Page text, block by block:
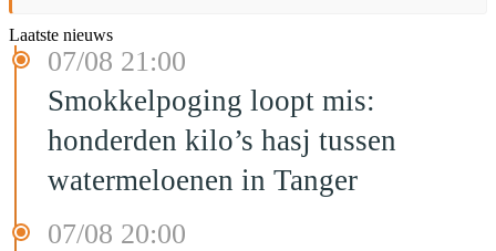
Laatste nieuws
07/08 21:00
Smokkelpoging loopt mis:
honderden kilo’s hasj tussen
watermeloenen in Tanger
07/08 20:00